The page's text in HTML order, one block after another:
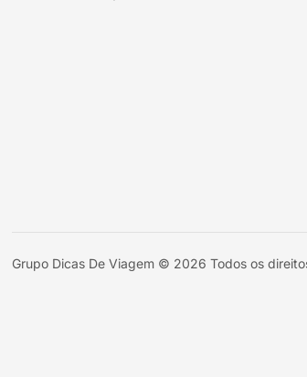
Grupo Dicas De Viagem © 2026 Todos os